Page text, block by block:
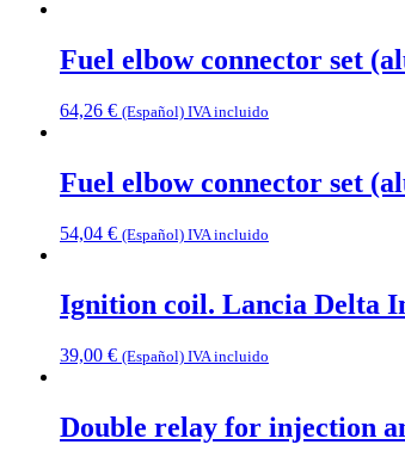
Fuel elbow connector set
64,26 € (Español) IVA incluido
Fuel elbow connector set
54,04 € (Español) IVA incluido
Ignition coil. Lancia Delta
39,00 € (Español) IVA incluido
Double relay for injection